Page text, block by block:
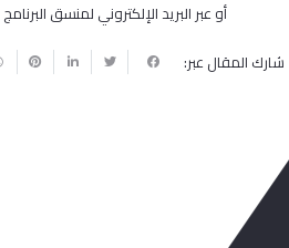
أو عبر البريد الإلكتروني لمنسق البرنامج
شارك المقال عبر: